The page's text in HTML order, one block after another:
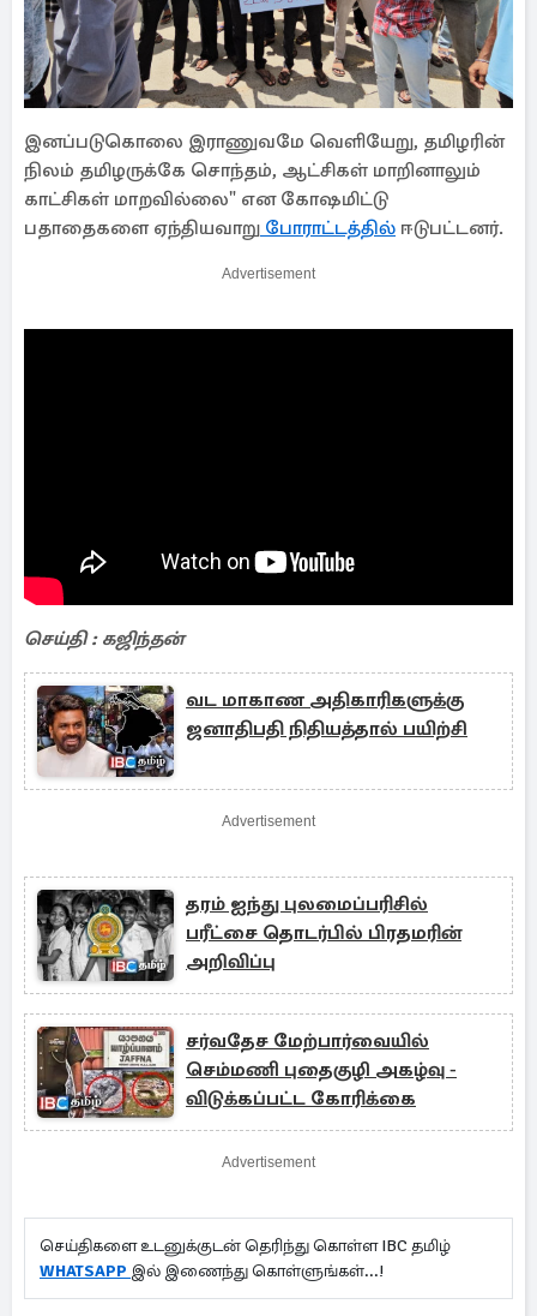
இனப்படுகொலை இராணுவமே வெளியேறு, தமிழரின்
நிலம் தமிழருக்கே சொந்தம், ஆட்சிகள் மாறினாலும்
காட்சிகள் மாறவில்லை" என கோஷமிட்டு
பதாதைகளை ஏந்தியவாறு போராட்டத்தில் ஈடுபட்டனர்.
Advertisement
செய்தி : கஜிந்தன்
வட மாகாண அதிகாரிகளுக்கு
ஜனாதிபதி நிதியத்தால் பயிற்சி
Advertisement
தரம் ஐந்து புலமைப்பரிசில்
பரீட்சை தொடர்பில் பிரதமரின்
அறிவிப்பு
சர்வதேச மேற்பார்வையில்
செம்மணி புதைகுழி அகழ்வு -
விடுக்கப்பட்ட கோரிக்கை
Advertisement
செய்திகளை உடனுக்குடன் தெரிந்து கொள்ள IBC தமிழ்
WHATSAPP இல் இணைந்து கொள்ளுங்கள்...!